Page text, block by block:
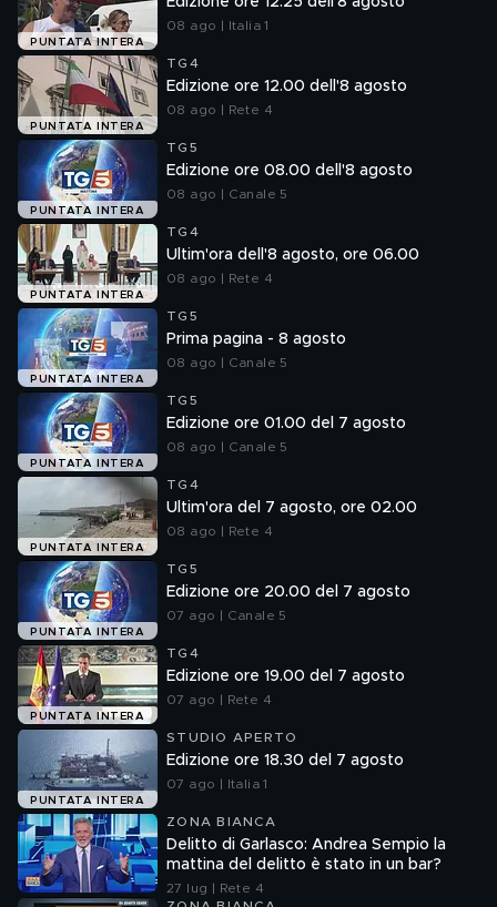
PUNTATA INTERA
08 ago | Italia 1
PUNTATA INTERA
TG4
Edizione ore 12.00 dell'8 agosto
08 ago | Rete 4
PUNTATA INTERA
TG5
Edizione ore 08.00 dell'8 agosto
08 ago | Canale 5
PUNTATA INTERA
TG4
Ultim'ora dell'8 agosto, ore 06.00
08 ago | Rete 4
PUNTATA INTERA
TG5
Prima pagina - 8 agosto
08 ago | Canale 5
PUNTATA INTERA
TG5
Edizione ore 01.00 del 7 agosto
08 ago | Canale 5
PUNTATA INTERA
TG4
Ultim'ora del 7 agosto, ore 02.00
08 ago | Rete 4
PUNTATA INTERA
TG5
Edizione ore 20.00 del 7 agosto
07 ago | Canale 5
PUNTATA INTERA
TG4
Edizione ore 19.00 del 7 agosto
07 ago | Rete 4
PUNTATA INTERA
STUDIO APERTO
Edizione ore 18.30 del 7 agosto
07 ago | Italia 1
ZONA BIANCA
Delitto di Garlasco: Andrea Sempio la
mattina del delitto è stato in un bar?
27 lug | Rete 4